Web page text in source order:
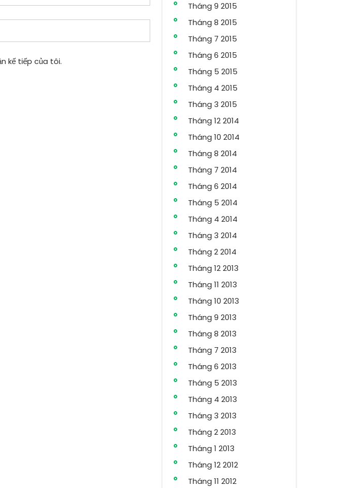
kế tiếp của tôi.
Tháng 9 2015
Tháng 8 2015
Tháng 7 2015
Tháng 6 2015
Tháng 5 2015
Tháng 4 2015
Tháng 3 2015
Tháng 12 2014
Tháng 10 2014
Tháng 8 2014
Tháng 7 2014
Tháng 6 2014
Tháng 5 2014
Tháng 4 2014
Tháng 3 2014
Tháng 2 2014
Tháng 12 2013
Tháng 11 2013
Tháng 10 2013
Tháng 9 2013
Tháng 8 2013
Tháng 7 2013
Tháng 6 2013
Tháng 5 2013
Tháng 4 2013
Tháng 3 2013
Tháng 2 2013
Tháng 1 2013
Tháng 12 2012
Tháng 11 2012